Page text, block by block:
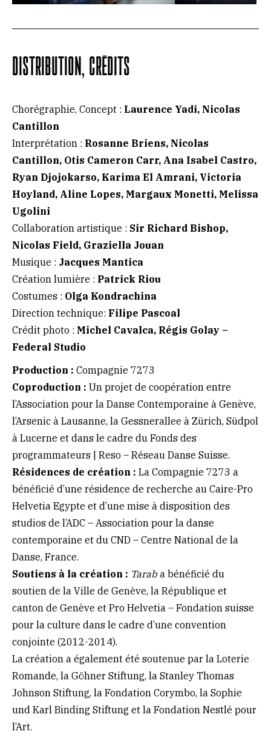
DISTRIBUTION, CRÉDITS
Chorégraphie, Concept : Laurence Yadi, Nicolas
Cantillon
Interprétation : Rosanne Briens, Nicolas
Cantillon, Otis Cameron Carr, Ana Isabel Castro,
Ryan Djojokarso, Karima El Amrani, Victoria
Hoyland, Aline Lopes, Margaux Monetti, Melissa
Ugolini
Collaboration artistique : Sir Richard Bishop,
Nicolas Field, Graziella Jouan
Musique : Jacques Mantica
Création lumière : Patrick Riou
Costumes : Olga Kondrachina
Direction technique: Filipe Pascoal
Crédit photo : Michel Cavalca, Régis Golay –
Federal Studio
Production : Compagnie 7273
Coproduction : Un projet de coopération entre
l’Association pour la Danse Contemporaine à Genève,
l’Arsenic à Lausanne, la Gessnerallee à Zürich, Südpol
à Lucerne et dans le cadre du Fonds des
programmateurs | Reso – Réseau Danse Suisse.
Résidences de création : La Compagnie 7273 a
bénéficié d’une résidence de recherche au Caire-Pro
Helvetia Egypte et d’une mise à disposition des
studios de l’ADC – Association pour la danse
contemporaine et du CND – Centre National de la
Danse, France.
Soutiens à la création : Tarab a bénéficié du
soutien de la Ville de Genève, la République et
canton de Genève et Pro Helvetia – Fondation suisse
pour la culture dans le cadre d’une convention
conjointe (2012-2014).
La création a également été soutenue par la Loterie
Romande, la Göhner Stiftung, la Stanley Thomas
Johnson Stiftung, la Fondation Corymbo, la Sophie
und Karl Binding Stiftung et la Fondation Nestlé pour
l’Art.